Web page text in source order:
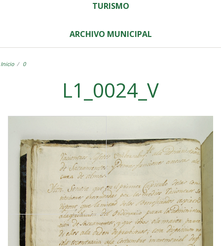
TURISMO
ARCHIVO MUNICIPAL
Inicio 0
L1_0024_V